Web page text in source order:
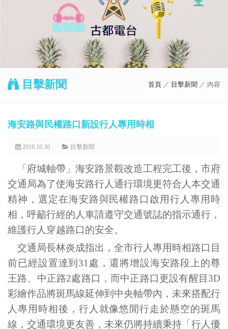
目擊新聞 首頁 ／ 目擊新聞 ／ 內容
海安路與民權路口新設行人專用時相
2018.10.30 目擊新聞
「府城軸帶」海安路景觀改造工程完工後，市府
交通局為了使海安路行人通行環境更符合人本交通
精神，選定在海安路與民權路口啟用行人專用時
相，呼籲行經的人車請遵守交通號誌的指示通行，
維護行人穿越路口的安全。
交通局長林炎成指出，全市行人專用時相路口目
前已經設置達到31處，還將增設海安路段上的尊
王路、中正路2處路口，而中正路口更設有醒目 3D
彩繪作品將斑馬線延伸到中央軸帶內，未來搭配行
人專用時相後，行人就像悠閒行走於懸空的斑馬
線，交通環境更友善，未來仍將持續秉持「行人優